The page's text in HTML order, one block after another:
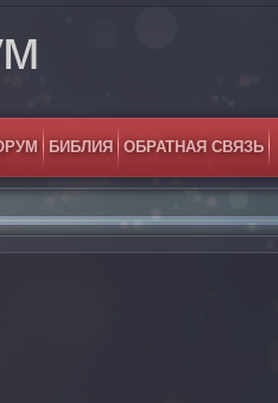
БИБЛИЯ ОБРАТНАЯ СВЯЗЬ